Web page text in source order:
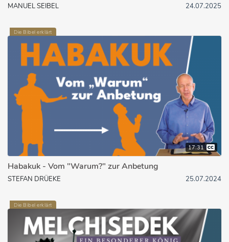
MANUEL SEIBEL 24.07.2025
Die Bibel erklärt
17:31
Habakuk - Vom "Warum?" zur Anbetung
STEFAN DRÜEKE 25.07.2024
Die Bibel erklärt